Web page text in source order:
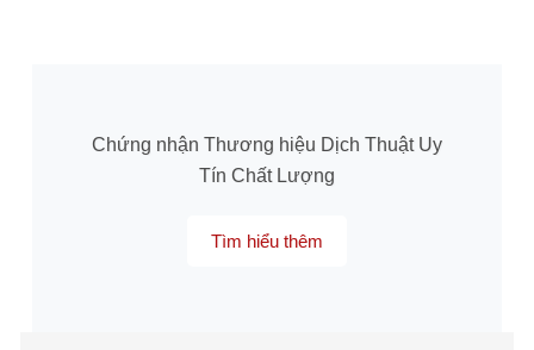
Chứng nhận Thương hiệu Dịch Thuật Uy
Tín Chất Lượng
Tìm hiểu thêm